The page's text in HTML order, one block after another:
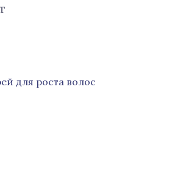
для роста волос